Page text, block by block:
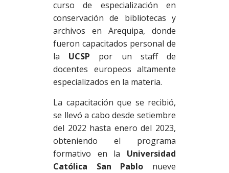
curso de especialización en
conservación de bibliotecas y
archivos en Arequipa, donde
fueron capacitados personal de
la UCSP por un staff de
docentes europeos altamente
especializados en la materia.
La capacitación que se recibió,
se llevó a cabo desde setiembre
del 2022 hasta enero del 2023,
obteniendo el programa
formativo en la Universidad
Católica San Pablo nueve